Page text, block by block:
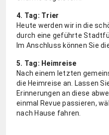
4. Tag: Trier
Heute werden wir in die
durch eine geführte
Im Anschluss können Sie
5. Tag: Heimreise
Nach einem letzten
die Heimreise an. Lassen
Erinnerungen an diese
einmal Revue passieren,
nach Hause fahren.